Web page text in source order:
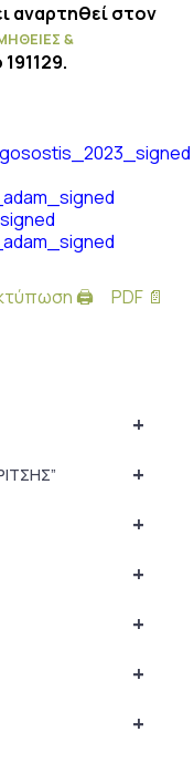
αναρτηθεί στον
&
🖨 PDF 📄
+
+
+
+
+
+
+